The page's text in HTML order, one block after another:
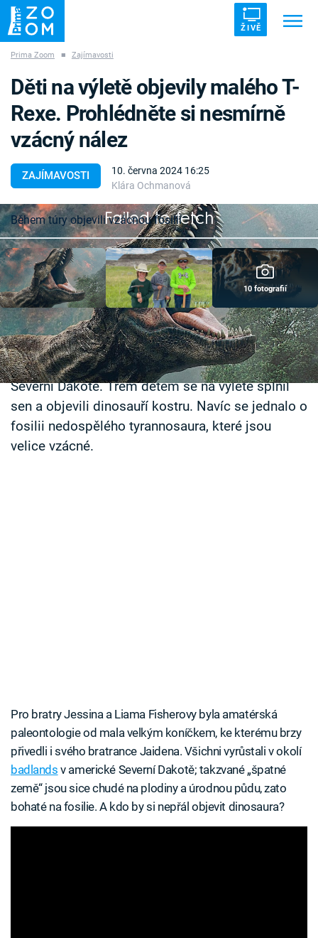
ŽIVĚ
ZÁHADY VETŘELCI DÁVNOVĚKU
Témata
Témata
Pořady
TV Program
Časopis
Sledujte prima+
Přihlášení
Prima Zoom ■ Zajímavosti
ZAJÍMAVOSTI
10. června 2024 16:25
Klára Ochmanová
Děti na výletě objevily malého T-
Rexe. Prohlédněte si nesmírně
vzácný nález
Failed to fetch
Během túry objevili vzácnou fosilii
10 fotografií
Příběh, který by se skvěle vyjímal v kdejaké
dobrodružné knize pro děti, se stal v americké
Severní Dakotě. Třem dětem se na výletě splnil
sen a objevili dinosauří kostru. Navíc se jednalo o
fosilii nedospělého tyrannosaura, které jsou
velice vzácné.
Pro bratry Jessina a Liama Fisherovy byla amatérská
paleontologie od mala velkým koníčkem, ke kterému brzy
přivedli i svého bratrance Jaidena. Všichni vyrůstali v okolí
badlands v americké Severní Dakotě; takzvané „špatné
země“ jsou sice chudé na plodiny a úrodnou půdu, zato
bohaté na fosilie. A kdo by si nepřál objevit dinosaura?